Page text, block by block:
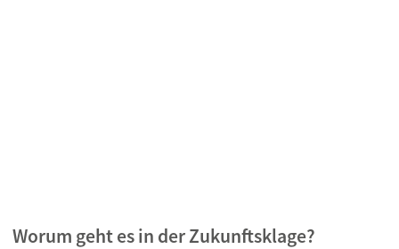
Worum geht es in der Zukunftsklage?